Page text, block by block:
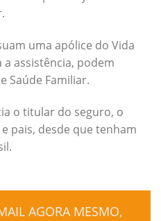
uma apólice do Vida
assistência, podem
Saúde Familiar.
o titular do seguro, o
pais, desde que tenham
AGORA MESMO,